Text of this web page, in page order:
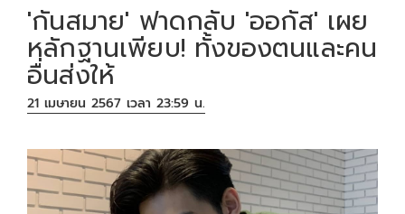
'กันสมาย' ฟาดกลับ 'ออกัส' เผย
หลักฐานเพียบ! ทั้งของตนและคน
อื่นส่งให้
21 เมษายน 2567 เวลา 23:59 น.